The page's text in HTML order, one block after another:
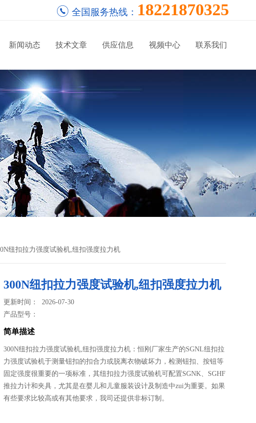
全国服务热线： 18221870325
新闻动态 技术文章 供应信息 视频中心 联系我们
纽扣拉力强度试验机,纽扣强度拉力机
300N纽扣拉力强度试验机,纽扣强度拉力机
更新时间： 2026-07-30
产品型号：
简单描述
300N纽扣拉力强度试验机,纽扣强度拉力机：恒刚厂家生产的SGNL纽扣拉
力强度试验机于测量钮扣的扣合力或脱离衣物破坏力，检测钮扣、按钮等
固定强度很重要的一项标准，其纽扣拉力强度试验机可配置SGNK、SGHF
推拉力计和夹具，尤其是在婴儿和儿童服装设计及制造中zui为重要。如果
有些要求比较高或有其他要求，我司还提供非标订制。